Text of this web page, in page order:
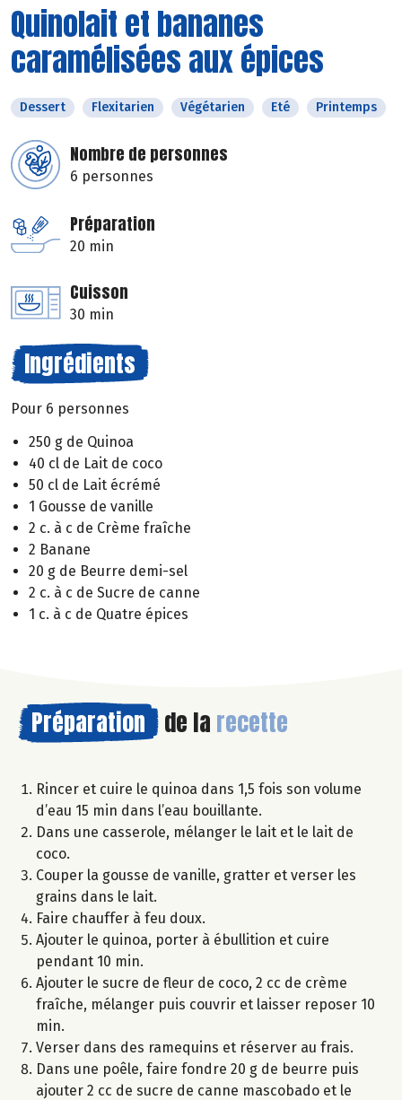
Quinolait et bananes
caramélisées aux épices
Dessert Flexitarien Végétarien Eté Printemps
Nombre de personnes
6 personnes
Préparation
20 min
Cuisson
30 min
Ingrédients
Pour 6 personnes
250 g de Quinoa
40 cl de Lait de coco
50 cl de Lait écrémé
1 Gousse de vanille
2 c. à c de Crème fraîche
2 Banane
20 g de Beurre demi-sel
2 c. à c de Sucre de canne
1 c. à c de Quatre épices
Préparation de la recette
Rincer et cuire le quinoa dans 1,5 fois son volume
d’eau 15 min dans l’eau bouillante.
Dans une casserole, mélanger le lait et le lait de
coco.
Couper la gousse de vanille, gratter et verser les
grains dans le lait.
Faire chauffer à feu doux.
Ajouter le quinoa, porter à ébullition et cuire
pendant 10 min.
Ajouter le sucre de fleur de coco, 2 cc de crème
fraîche, mélanger puis couvrir et laisser reposer 10
min.
Verser dans des ramequins et réserver au frais.
Dans une poêle, faire fondre 20 g de beurre puis
ajouter 2 cc de sucre de canne mascobado et le